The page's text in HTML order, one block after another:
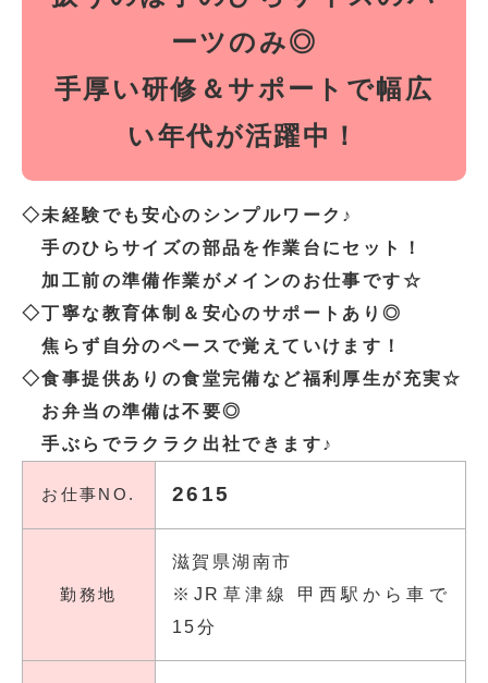
ーツのみ◎
手厚い研修＆サポートで幅広
い年代が活躍中！
◇未経験でも安心のシンプルワーク♪
手のひらサイズの部品を作業台にセット！
加工前の準備作業がメインのお仕事です☆
◇丁寧な教育体制＆安心のサポートあり◎
焦らず自分のペースで覚えていけます！
◇食事提供ありの食堂完備など福利厚生が充実☆
お弁当の準備は不要◎
手ぶらでラクラク出社できます♪
お仕事NO. 2615
勤務地
滋賀県湖南市
※JR草津線 甲西駅から車で
15分